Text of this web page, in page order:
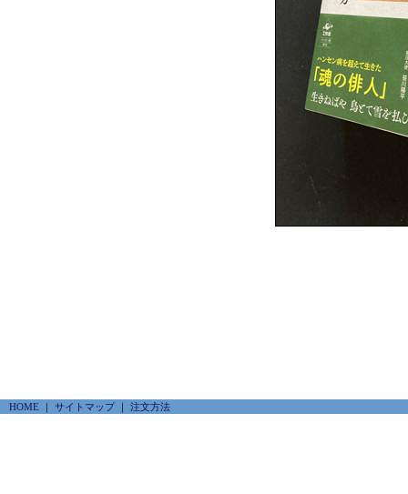
HOME ｜ サイトマップ｜ 注文方法